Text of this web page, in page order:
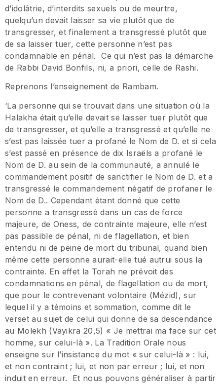
d’idolâtrie, d’interdits sexuels ou de meurtre,
quelqu’un devait laisser sa vie plutôt que de
transgresser, et finalement a transgressé plutôt que
de sa laisser tuer, cette personne n’est pas
condamnable en pénal. Ce qui n’est pas la démarche
de Rabbi David Bonfils, ni, a priori, celle de Rashi.
Reprenons l’enseignement de Rambam.
‘La personne qui se trouvait dans une situation où la
Halakha était qu’elle devait se laisser tuer plutôt que
de transgresser, et qu’elle a transgressé et qu’elle ne
s’est pas laissée tuer a profané le Nom de D. et si cela
s’est passé en présence de dix Israëls a profané le
Nom de D. au sein de la communauté, a annulé le
commandement positif de sanctifier le Nom de D. et a
transgressé le commandement négatif de profaner le
Nom de D.. Cependant étant donné que cette
personne a transgressé dans un cas de force
majeure, de Oness, de contrainte majeure, elle n’est
pas passible de pénal, ni de flagellation, et bien
entendu ni de peine de mort du tribunal, quand bien
même cette personne aurait-elle tué autrui sous la
contrainte. En effet la Torah ne prévoit des
condamnations en pénal, de flagellation ou de mort,
que pour le contrevenant volontaire (Mézid), sur
lequel il y a témoins et sommation, comme dit le
verset au sujet de celui qui donne de sa descendance
au Molekh (Vayikra 20,5) « Je mettrai ma face sur cet
homme, sur celui-là ». La Tradition Orale nous
enseigne sur l’insistance du mot « sur celui-là » : lui,
et non contraint ; lui, et non par erreur ; lui, et non
induit en erreur. Et nous pouvons généraliser à partir